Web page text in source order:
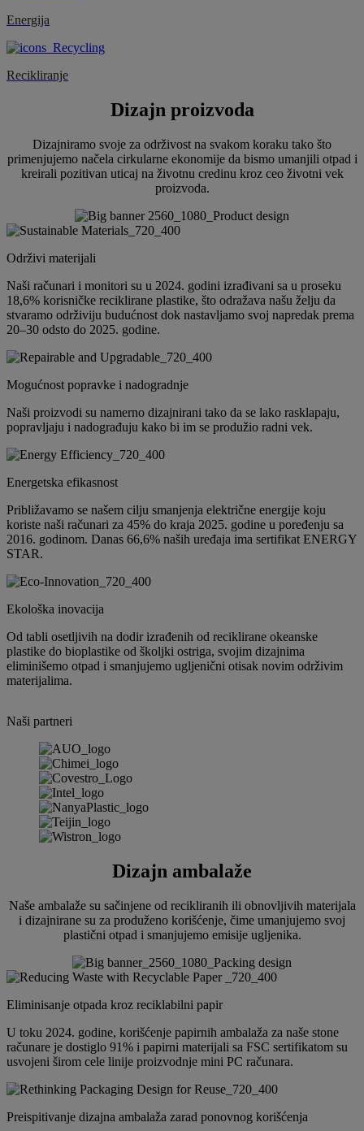
Energija
Recikliranje
Dizajn proizvoda
Dizajniramo svoje za održivost na svakom koraku tako što
primenjujemo načela cirkularne ekonomije da bismo umanjili otpad i
kreirali pozitivan uticaj na životnu credinu kroz ceo životni vek
proizvoda.
Održivi materijali
Naši računari i monitori su u 2024. godini izrađivani sa u proseku
18,6% korisničke reciklirane plastike, što odražava našu želju da
stvaramo održiviju budućnost dok nastavljamo svoj napredak prema
20–30 odsto do 2025. godine.
Mogućnost popravke i nadogradnje
Naši proizvodi su namerno dizajnirani tako da se lako rasklapaju,
popravljaju i nadograđuju kako bi im se produžio radni vek.
Energetska efikasnost
Približavamo se našem cilju smanjenja električne energije koju
koriste naši računari za 45% do kraja 2025. godine u poređenju sa
2016. godinom. Danas 66,6% naših uređaja ima sertifikat ENERGY
STAR.
Ekološka inovacija
Od tabli osetljivih na dodir izrađenih od reciklirane okeanske
plastike do bioplastike od školjki ostriga, svojim dizajnima
eliminišemo otpad i smanjujemo ugljenični otisak novim održivim
materijalima.
Naši partneri
Dizajn ambalaže
Naše ambalaže su sačinjene od recikliranih ili obnovljivih materijala
i dizajnirane su za produženo korišćenje, čime umanjujemo svoj
plastični otpad i smanjujemo emisije ugljenika.
Eliminisanje otpada kroz reciklabilni papir
U toku 2024. godine, korišćenje papirnih ambalaža za naše stone
računare je dostiglo 91% i papirni materijali sa FSC sertifikatom su
usvojeni širom cele linije proizvodnje mini PC računara.
Preispitivanje dizajna ambalaža zarad ponovnog korišćenja